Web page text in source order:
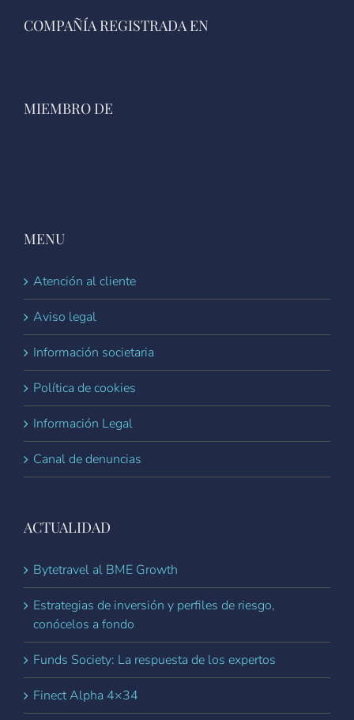
COMPAÑÍA REGISTRADA EN
MIEMBRO DE
MENU
Atención al cliente
Aviso legal
Información societaria
Política de cookies
Información Legal
Canal de denuncias
ACTUALIDAD
Bytetravel al BME Growth
Estrategias de inversión y perfiles de riesgo,
conócelos a fondo
Funds Society: La respuesta de los expertos
Finect Alpha 4×34